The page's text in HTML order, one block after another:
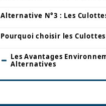
Alternative N°3 : Les
Pourquoi choisir les
Les Avantages
Alternatives